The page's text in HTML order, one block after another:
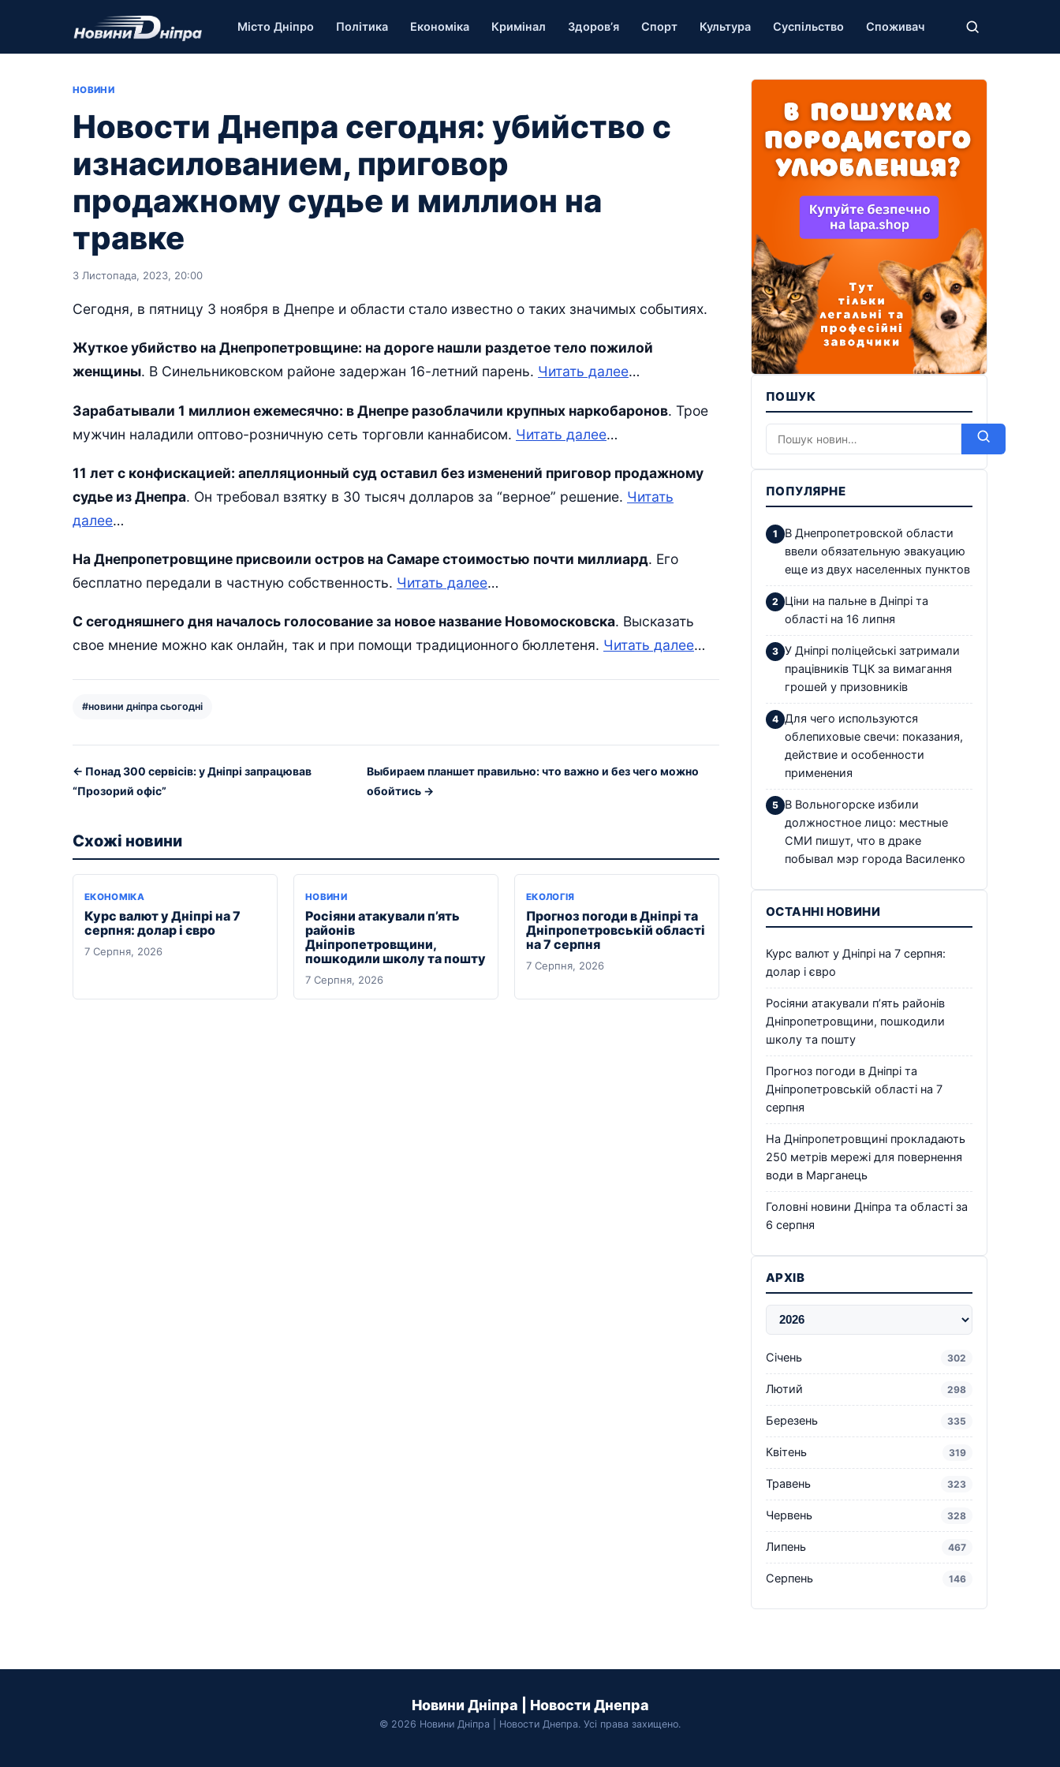
Місто Дніпро Політика Економіка Кримінал Здоров’я Спорт Культура Суспільство Споживач
НОВИНИ
Новости Днепра сегодня: убийство с
изнасилованием, приговор
продажному судье и миллион на
травке
3 Листопада, 2023, 20:00
Сегодня, в пятницу 3 ноября в Днепре и области стало известно о таких значимых событиях.
Жуткое убийство на Днепропетровщине: на дороге нашли раздетое тело пожилой
женщины. В Синельниковском районе задержан 16-летний парень. Читать далее…
Зарабатывали 1 миллион ежемесячно: в Днепре разоблачили крупных наркобаронов. Трое
мужчин наладили оптово-розничную сеть торговли каннабисом. Читать далее…
11 лет с конфискацией: апелляционный суд оставил без изменений приговор продажному
судье из Днепра. Он требовал взятку в 30 тысяч долларов за “верное” решение. Читать
далее…
На Днепропетровщине присвоили остров на Самаре стоимостью почти миллиард. Его
бесплатно передали в частную собственность. Читать далее…
С сегодняшнего дня началось голосование за новое название Новомосковска. Высказать
свое мнение можно как онлайн, так и при помощи традиционного бюллетеня. Читать далее…
#новини дніпра сьогодні
← Понад 300 сервісів: у Дніпрі запрацював
“Прозорий офіс”
Выбираем планшет правильно: что важно и без чего можно
обойтись →
Схожі новини
ЕКОНОМІКА
Курс валют у Дніпрі на 7
серпня: долар і євро
7 Серпня, 2026
НОВИНИ
Росіяни атакували п’ять
районів
Дніпропетровщини,
пошкодили школу та пошту
7 Серпня, 2026
ЕКОЛОГІЯ
Прогноз погоди в Дніпрі та
Дніпропетровській області
на 7 серпня
7 Серпня, 2026
ПОШУК
ПОПУЛЯРНЕ
В Днепропетровской области
ввели обязательную эвакуацию
еще из двух населенных пунктов
Ціни на пальне в Дніпрі та
області на 16 липня
У Дніпрі поліцейські затримали
працівників ТЦК за вимагання
грошей у призовників
Для чего используются
облепиховые свечи: показания,
действие и особенности
применения
В Вольногорске избили
должностное лицо: местные
СМИ пишут, что в драке
побывал мэр города Василенко
ОСТАННІ НОВИНИ
Курс валют у Дніпрі на 7 серпня:
долар і євро
Росіяни атакували п’ять районів
Дніпропетровщини, пошкодили
школу та пошту
Прогноз погоди в Дніпрі та
Дніпропетровській області на 7
серпня
На Дніпропетровщині прокладають
250 метрів мережі для повернення
води в Марганець
Головні новини Дніпра та області за
6 серпня
АРХІВ
Січень 302
Лютий 298
Березень 335
Квітень 319
Травень 323
Червень 328
Липень 467
Серпень 146
Новини Дніпра | Новости Днепра
© 2026 Новини Дніпра | Новости Днепра. Усі права захищено.